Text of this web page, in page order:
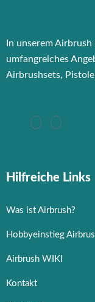
In unserem
umfangreiches
Airbrushsets,
Hilfreiche Links
Was ist Airbrush?
Hobbyeinstieg
Airbrush WIKI
Kontakt